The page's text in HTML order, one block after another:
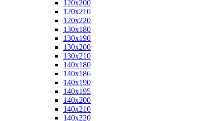
120x200
120x210
120x220
130x180
130x190
130x200
130x210
140x180
140x186
140x190
140x195
140x200
140x210
140x220